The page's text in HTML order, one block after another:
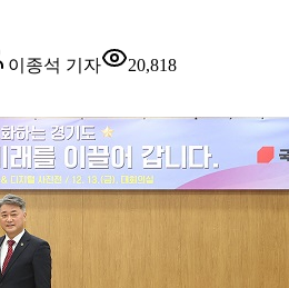
이종석 기자 20,818